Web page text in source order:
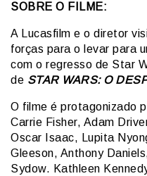
SOBRE O FILME:
A Lucasfilm e o diretor
forças para o levar para
com o regresso de Star
de STAR WARS: O
O filme é protagonizado
Carrie Fisher, Adam
Oscar Isaac, Lupita
Gleeson, Anthony
Sydow. Kathleen